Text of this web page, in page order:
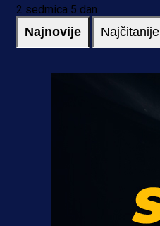
2 sedmica 5 dan
Najnovije Najčitanije